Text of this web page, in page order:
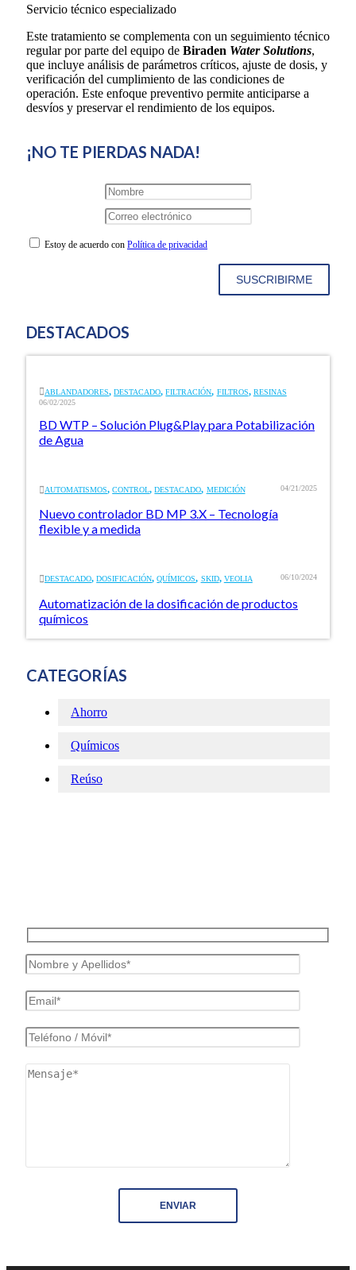
Servicio técnico especializado
Este tratamiento se complementa con un seguimiento técnico
regular por parte del equipo de Biraden Water Solutions,
que incluye análisis de parámetros críticos, ajuste de dosis, y
verificación del cumplimiento de las condiciones de
operación. Este enfoque preventivo permite anticiparse a
desvíos y preservar el rendimiento de los equipos.
¡NO TE PIERDAS NADA!
Estoy de acuerdo con Política de privacidad
SUSCRIBIRME
DESTACADOS
ABLANDADORES, DESTACADO, FILTRACIÓN, FILTROS, RESINAS
06/02/2025
BD WTP – Solución Plug&Play para Potabilización
de Agua
AUTOMATISMOS, CONTROL, DESTACADO, MEDICIÓN 04/21/2025
Nuevo controlador BD MP 3.X – Tecnología
flexible y a medida
DESTACADO, DOSIFICACIÓN, QUÍMICOS, SKID, VEOLIA 06/10/2024
Automatización de la dosificación de productos
químicos
CATEGORÍAS
Ahorro
Químicos
Reúso